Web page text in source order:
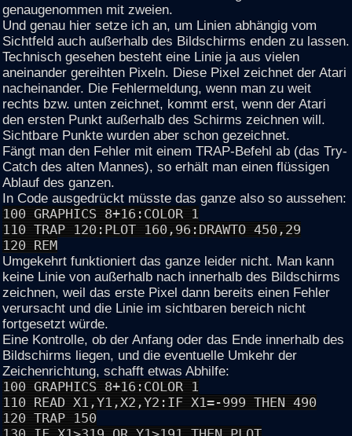
genaugenommen mit zweien.
Und genau hier setze ich an, um Linien abhängig vom
Sichtfeld auch außerhalb des Bildschirms enden zu lassen.
Technisch gesehen besteht eine Linie ja aus vielen
aneinander gereihten Pixeln. Diese Pixel zeichnet der Atari
nacheinander. Die Fehlermeldung, wenn man zu weit
rechts bzw. unten zeichnet, kommt erst, wenn der Atari
den ersten Punkt außerhalb des Schirms zeichnen will.
Sichtbare Punkte wurden aber schon gezeichnet.
Fängt man den Fehler mit einem TRAP-Befehl ab (das Try-
Catch des alten Mannes), so erhält man einen flüssigen
Ablauf des ganzen.
In Code ausgedrückt müsste das ganze also so aussehen:
100 GRAPHICS 8+16:COLOR 1
110 TRAP 120:PLOT 160,96:DRAWTO 450,29
120 REM
Umgekehrt funktioniert das ganze leider nicht. Man kann
keine Linie von außerhalb nach innerhalb des Bildschirms
zeichnen, weil das erste Pixel dann bereits einen Fehler
verursacht und die Linie im sichtbaren bereich nicht
fortgesetzt würde.
Eine Kontrolle, ob der Anfang oder das Ende innerhalb des
Bildschirms liegen, und die eventuelle Umkehr der
Zeichenrichtung, schafft etwas Abhilfe:
100 GRAPHICS 8+16:COLOR 1
110 READ X1,Y1,X2,Y2:IF X1=-999 THEN 490
120 TRAP 150